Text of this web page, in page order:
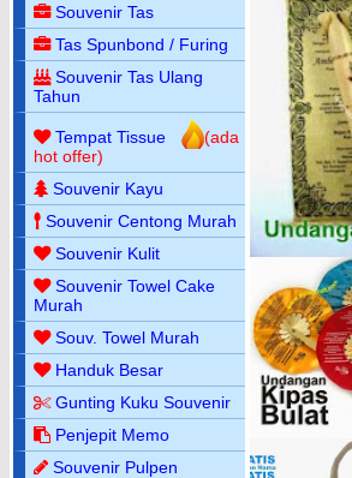
Souvenir Tas
Tas Spunbond / Furing
Souvenir Tas Ulang
Tahun
Tempat Tissue
(ada
hot offer)
Souvenir Kayu
Souvenir Centong Murah
Souvenir Kulit
Souvenir Towel Cake
Murah
Souv. Towel Murah
Handuk Besar
Gunting Kuku Souvenir
Penjepit Memo
Souvenir Pulpen